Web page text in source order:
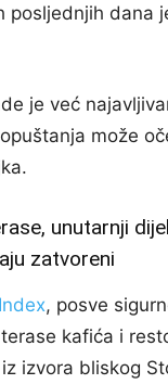
posljednjih dana
je već
može
unutarnji
zatvoreni
Index, posve
kafića i
izvora bliskog